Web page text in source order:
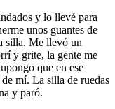
y lo llevé para
unos guantes de
silla. Me llevó un
y grite, la gente me
que en ese
mí. La silla de ruedas
y paró.